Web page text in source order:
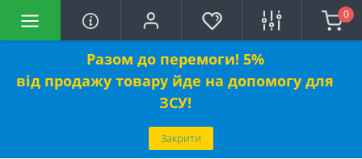
Разом до перемоги! 5%
від продажу товару йде на допомогу для
ЗСУ!
Закрити
0